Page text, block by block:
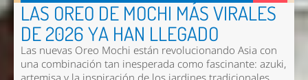
LAS OREO DE MOCHI MÁS VIRALES
DE 2026 YA HAN LLEGADO
Las nuevas Oreo Mochi están revolucionando Asia con
una combinación tan inesperada como fascinante: azuki,